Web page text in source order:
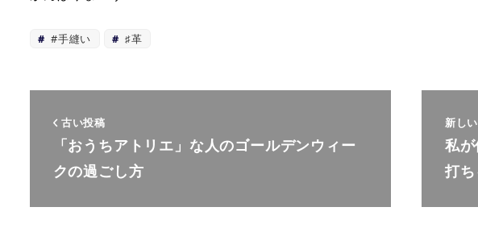
#手縫い ♯革
古い投稿
「おうちアトリエ」な人のゴールデンウィー
クの過ごし方
新し
私
打ち